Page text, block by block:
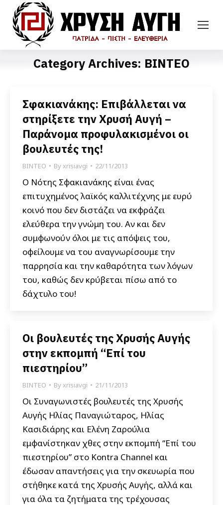
Category Archives: ΒΙΝΤΕΟ
Σφακιανάκης: Επιβάλλεται να
στηρίξετε την Χρυσή Αυγή –
Παράνομα προφυλακισμένοι οι
βουλευτές της!
ΒΙΝΤΕΟ Byxrisiavgi 22/11/2013
Ο Νότης Σφακιανάκης είναι ένας
επιτυχημένος λαϊκός καλλιτέχνης με ευρύ
κοινό που δεν διστάζει να εκφράζει
ελεύθερα την γνώμη του. Αν και δεν
συμφωνούν όλοι με τις απόψεις του,
οφείλουμε να του αναγνωρίσουμε την
παρρησία και την καθαρότητα των λόγων
του, καθώς δεν κρύβεται πίσω από το
δάχτυλο του!
Οι βουλευτές της Χρυσής Αυγής
στην εκπομπή “Επί του
πιεστηρίου”
ΒΙΝΤΕΟ Byxrisiavgi 21/11/2013
Οι Συναγωνιστές βουλευτές της Χρυσής
Αυγής Ηλίας Παναγιώταρος, Ηλίας
Κασιδιάρης και Ελένη Ζαρούλια
εμφανίστηκαν χθες στην εκπομπή “Επί του
πιεστηρίου” στο Kontra Channel και
έδωσαν απαντήσεις για την σκευωρία που
στήθηκε κατά της Χρυσής Αυγής, αλλά και
για όλα τα ζητήματα της τρέχουσας